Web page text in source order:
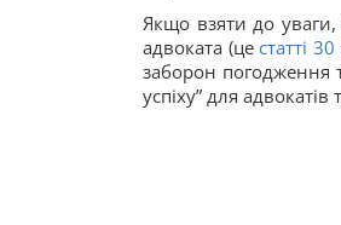
Якщо взяти до
адвоката (цестатті
заборон погодження
успіху” для